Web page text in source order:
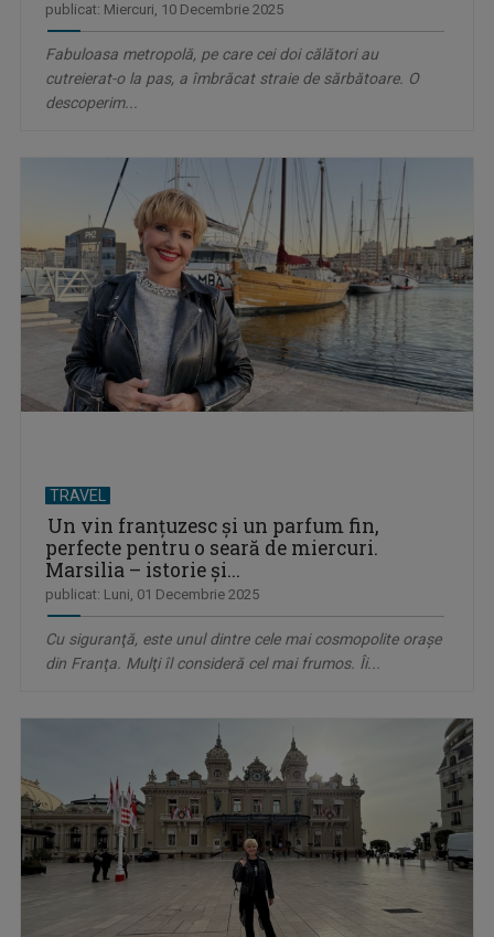
publicat: Miercuri, 10 Decembrie 2025
Fabuloasa metropolă, pe care cei doi călători au
cutreierat-o la pas, a îmbrăcat straie de sărbătoare. O
descoperim...
TRAVEL
Un vin franţuzesc şi un parfum fin,
perfecte pentru o seară de miercuri.
Marsilia – istorie şi...
publicat: Luni, 01 Decembrie 2025
Cu siguranţă, este unul dintre cele mai cosmopolite oraşe
din Franţa. Mulţi îl consideră cel mai frumos. Îi...